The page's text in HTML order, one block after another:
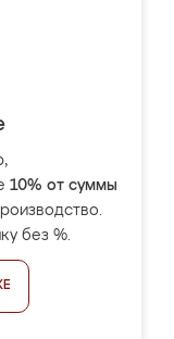
10% от суммы
без %.